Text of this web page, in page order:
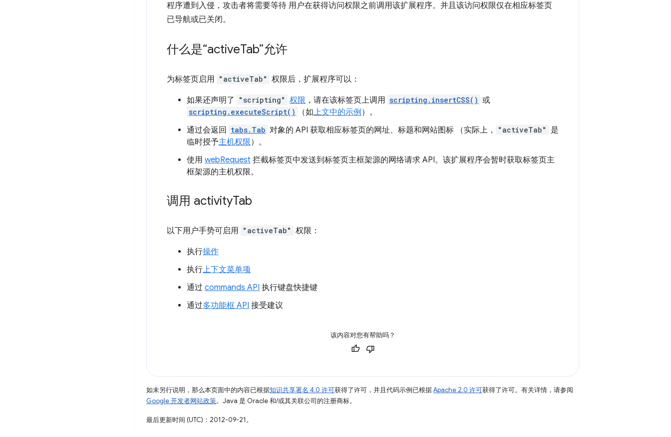
程序遭到入侵，攻击者将需要等待 用户在获得访问权限之前调用该扩展程序。并且该访问权限仅在相应标签页
已导航或已关闭。
什么是“activeTab”允许
为标签页启用 "activeTab" 权限后，扩展程序可以：
如果还声明了 "scripting" 权限 ，请在该标签页上调用 scripting.insertCSS() 或
scripting.executeScript() （如上文中的示例 ）。
通过会返回
tabs.Tab 对象的 API 获取相应标签页的网址、标题和网站图标 （实际上， "activeTab"
是
临时授予主机权限）。
使用 webRequest 拦截标签页中发送到标签页主框架源的网络请求 API。该扩展程序会暂时获取标签页主
框架源的主机权限。
调用 activityTab
以下用户手势可启用 "activeTab" 权限：
执行操作
执行上下文菜单项
通过 commands API 执行键盘快捷键
通过多功能框 API 接受建议
该内容对您有帮助吗？
如未另行说明，那么本页面中的内容已根据知识共享署名 4.0 许可获得了许可，并且代码示例已根据Apache 2.0 许可获得了许可。有关详情，请参阅
Google 开发者网站政策。Java 是 Oracle 和/或其关联公司的注册商标。
最后更新时间 (UTC)：2012-09-21。